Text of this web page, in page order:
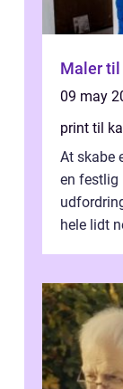
Maler til
09 may
print til
At skabe
en festlig
hele lidt